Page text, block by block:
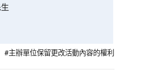
#主辦單位保留更改活動內容的權利